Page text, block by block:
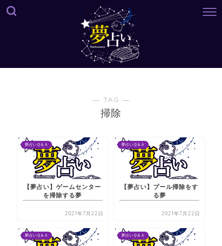
― TAG ―
掃除
夢占いＱ＆Ａ
【夢占い】ゲームセンター
を掃除する夢
2021年7月22日
夢占いＱ＆Ａ
【夢占い】プール掃除をす
る夢
2021年7月22日
夢占いＱ＆Ａ 夢占いＱ＆Ａ